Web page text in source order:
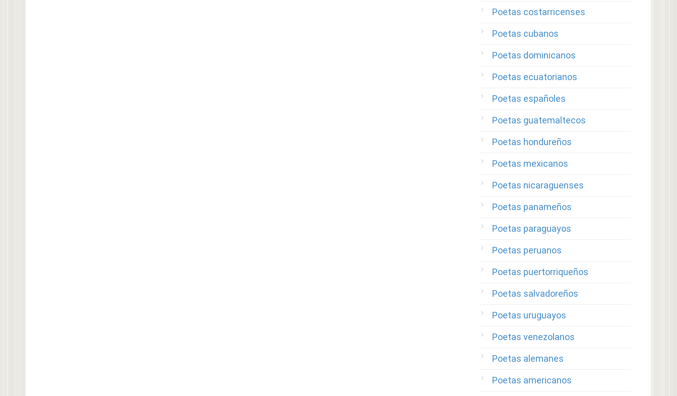
Poetas costarricenses
Poetas cubanos
Poetas dominicanos
Poetas ecuatorianos
Poetas españoles
Poetas guatemaltecos
Poetas hondureños
Poetas mexicanos
Poetas nicaraguenses
Poetas panameños
Poetas paraguayos
Poetas peruanos
Poetas puertorriqueños
Poetas salvadoreños
Poetas uruguayos
Poetas venezolanos
Poetas alemanes
Poetas americanos